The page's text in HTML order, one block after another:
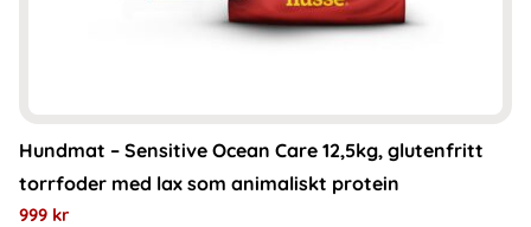
Hundmat – Sensitive Ocean Care 12,5kg, glutenfritt
torrfoder med lax som animaliskt protein
999 kr